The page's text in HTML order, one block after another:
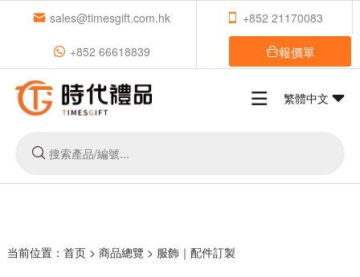
sales@timesgift.com.hk +852 21170083
+852 66618839 報價單
繁體中文
当前位置： 首页> 商品總覽 > 服飾｜配件訂製